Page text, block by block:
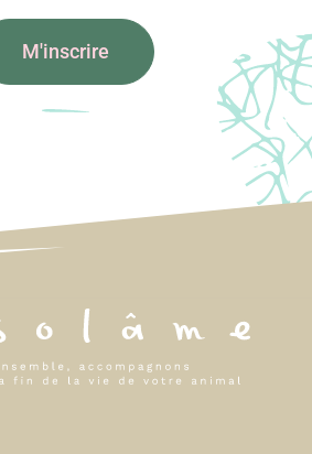
M'inscrire